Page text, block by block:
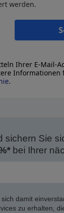
werden.
Ihrer E-Mail-
Informationen
.
sichern Sie
bei Ihrer
damit
zu erhalten,